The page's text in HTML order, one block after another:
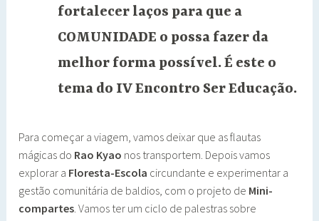
fortalecer laços para que a
COMUNIDADE o possa fazer da
melhor forma possível. É este o
tema do IV Encontro Ser Educação.
Para começar a viagem, vamos deixar que as flautas
mágicas do Rao Kyao nos transportem. Depois vamos
explorar a Floresta-Escola circundante e experimentar a
gestão comunitária de baldios, com o projeto de Mini-
compartes . Vamos ter um ciclo de palestras sobre